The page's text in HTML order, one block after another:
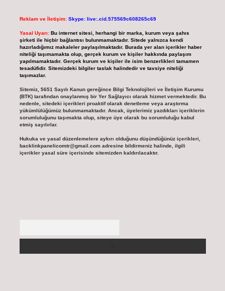
Reklam ve İletişim: Skype: live:.cid.575569c608265c69
Yasal Uyarı: Bu internet sitesi, herhangi bir marka, kurum veya şahıs
şirketi ile hiçbir bağlantısı bulunmamaktadır. Sitede yalnızca kendi
hazırladığımız makaleler paylaşılmaktadır. Burada yer alan içerikler haber
niteliği taşımamakta olup, gerçek kurum ve kişiler hakkında paylaşım
yapılmamaktadır. Gerçek kurum ve kişiler ile isim benzerlikleri tamamen
tesadüfidir. Sitemizdeki bilgiler taslak halindedir ve tavsiye niteliği
taşımazlar.
Sitemiz, 5651 Sayılı Kanun gereğince Bilgi Teknolojileri ve İletişim Kurumu
(BTK) tarafından onaylanmış bir Yer Sağlayıcı olarak hizmet vermektedir. Bu
nedenle, sitedeki içerikleri proaktif olarak denetleme veya araştırma
yükümlülüğümüz bulunmamaktadır. Ancak, üyelerimiz yazdıkları içeriklerin
sorumluluğunu taşımakta olup, siteye üye olarak bu sorumluluğu kabul
etmiş sayılırlar.
Hukuka ve yasal düzenlemelere aykırı olduğunu düşündüğünüz içerikleri,
backlinkpanelicomtr@gmail.comadresine bildirmeniz halinde, ilgili
içerikler yasal süre içerisinde sitemizden kaldırılacaktır.